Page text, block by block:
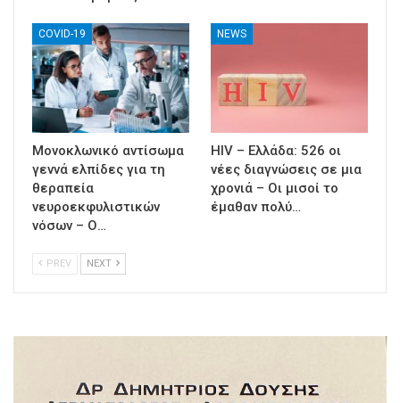
COVID-19
Μονοκλωνικό αντίσωμα
γεννά ελπίδες για τη
θεραπεία
νευροεκφυλιστικών
νόσων – Ο…
NEWS
HIV – Ελλάδα: 526 οι
νέες διαγνώσεις σε μια
χρονιά – Οι μισοί το
έμαθαν πολύ…
PREV NEXT